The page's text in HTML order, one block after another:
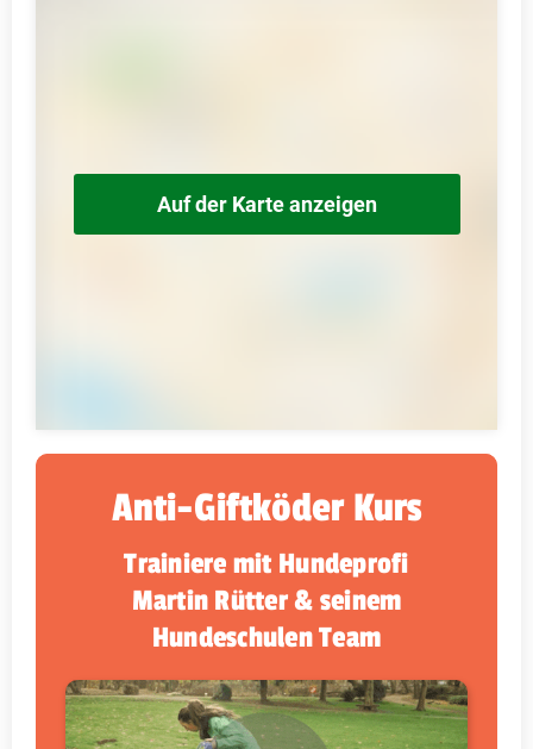
Auf der Karte anzeigen
Anti-Giftköder Kurs
Trainiere mit Hundeprofi
Martin Rütter & seinem
Hundeschulen Team